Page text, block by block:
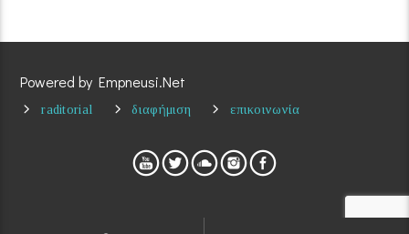
Powered by Empneusi.Net
raditorial διαφήμιση επικοινωνία